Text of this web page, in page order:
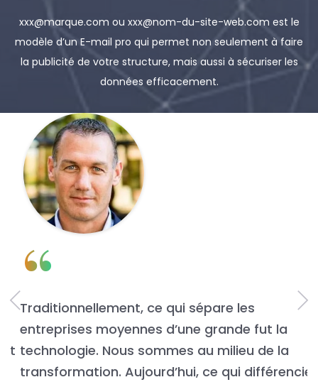
xxx@marque.com ou xxx@nom-du-site-web.com est le
modèle d’un E-mail pro qui permet non seulement à faire
la publicité de votre structure, mais aussi à sécuriser les
données efficacement.
“
Traditionnellement, ce qui sépare les
entreprises moyennes d’une grande fut la
technologie. Nous sommes au milieu de la
transformation. Aujourd’hui, ce qui différencie